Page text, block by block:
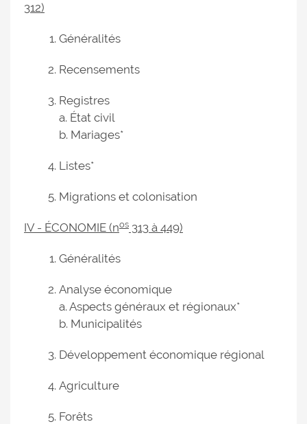
312)
Généralités
Recensements
Registres
a. État civil
b. Mariages*
Listes*
Migrations et colonisation
IV - ÉCONOMIE (nos 313 à 449)
Généralités
Analyse économique
a. Aspects généraux et régionaux*
b. Municipalités
Développement économique régional
Agriculture
Forêts